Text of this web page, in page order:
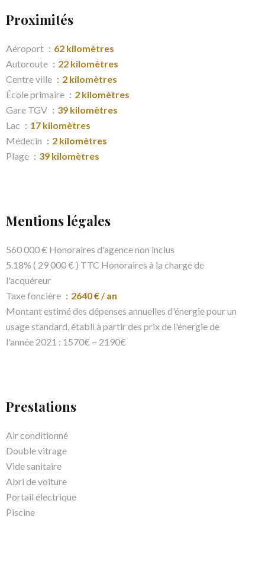
Proximités
Aéroport
62 kilomètres
Autoroute
22 kilomètres
Centre ville
2 kilomètres
École primaire
2 kilomètres
Gare TGV
39 kilomètres
Lac
17 kilomètres
Médecin
2 kilomètres
Plage
39 kilomètres
Mentions légales
560 000 € Honoraires d'agence non inclus
5.18% ( 29 000 € ) TTC Honoraires à la charge de
l'acquéreur
Taxe foncière
2640 € / an
Montant estimé des dépenses annuelles d'énergie pour un
usage standard, établi à partir des prix de l'énergie de
l'année 2021 : 1570€ ~ 2190€
Prestations
Air conditionné
Double vitrage
Vide sanitaire
Abri de voiture
Portail électrique
Piscine